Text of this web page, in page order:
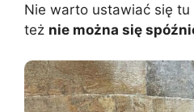
Nie warto ustawiać się
też nie można się